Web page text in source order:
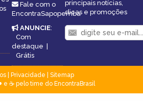
Fale com o
EncontraSapopemba
ANUNCIE:
Com
destaque |
Grátis
principais notícias,
dicas e promoções
| Privacidade
Sitemap
☕ pelo time do EncontraBrasil